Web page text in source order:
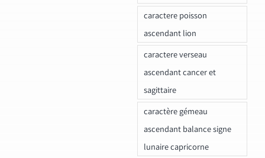
caractere poisson
ascendant lion
caractere verseau
ascendant cancer et
sagittaire
caractère gémeau
ascendant balance signe
lunaire capricorne